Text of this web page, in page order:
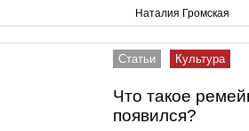
Наталия Громская
Статьи Культура
Что такое
появился?